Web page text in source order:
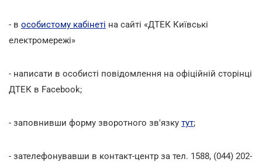
- в особистому кабінеті на сайті «ДТЕК Київські
електромережі»
- написати в особисті повідомлення на офіційній сторінці
ДТЕК в Facebook;
- заповнивши форму зворотного зв'язку тут;
- зателефонувавши в контакт-центр за тел. 1588, (044) 202-